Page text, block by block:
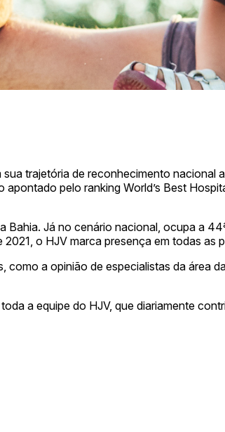
trajetória de reconhecimento nacional
pelo ranking World’s Best
Já no cenário nacional, ocupa a
o HJV marca presença em todas
a opinião de especialistas da área
a equipe do HJV, que diariamente